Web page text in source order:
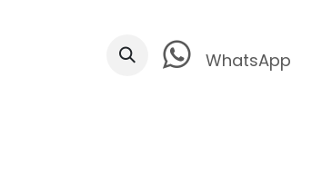
WhatsApp